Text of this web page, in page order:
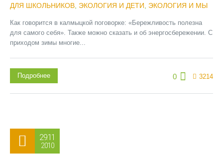
ДЛЯ ШКОЛЬНИКОВ ЭКОЛОГИЯ И ДЕТИ ЭКОЛОГИЯ И МЫ
Как говорится в калмыцкой поговорке: «Бережливость полезна
для самого себя». Также можно сказать и об энергосбережении. С
приходом зимы многие...
0 3214
Подробнее
29.11
2010